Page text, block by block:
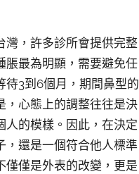
灣，許多診所會提供完整
脹最為明顯，需要避免任
待3到6個月，期間鼻型的
，心態上的調整往往是決
人的模樣。因此，在決定
，還是一個符合他人標準
僅僅是外表的改變，更是